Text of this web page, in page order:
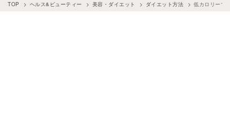
TOP ヘルス&ビューティー 美容・ダイエット ダイエット方法 低カロリーで